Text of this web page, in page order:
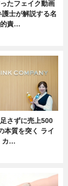
たフェイク動画
護士が解説する名
的責…
さずに売上500
本質を突く ライ
カ…